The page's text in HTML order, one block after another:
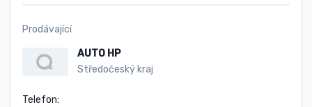
Prodávající
AUTO HP
Středočeský kraj
Telefon: